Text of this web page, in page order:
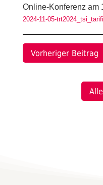
Online-Konferenz am
2024-11-05-
Vorheriger Beitrag